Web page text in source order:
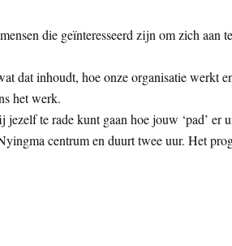
die geïnteresseerd zijn om zich aan
dat inhoudt, hoe onze organisatie werkt
het werk.
te rade kunt gaan hoe jouw ‘pad’ er
centrum en duurt twee uur. Het